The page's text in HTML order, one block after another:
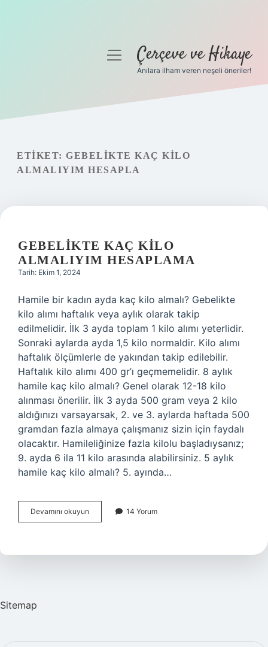
Gizlilik Politikası
Hakkımızda
menüyüÇerçeve ve Hikaye
Anılara ilham veren neşeli öneriler!
ETIKET: GEBELIKTE KAÇ KILO
ALMALIYIM HESAPLA
GEBELIKTE KAÇ KILO
ALMALIYIM HESAPLAMA
Tarih: Ekim 1, 2024
Hamile bir kadın ayda kaç kilo almalı? Gebelikte
kilo alımı haftalık veya aylık olarak takip
edilmelidir. İlk 3 ayda toplam 1 kilo alımı yeterlidir.
Sonraki aylarda ayda 1,5 kilo normaldir. Kilo alımı
haftalık ölçümlerle de yakından takip edilebilir.
Haftalık kilo alımı 400 gr’ı geçmemelidir. 8 aylık
hamile kaç kilo almalı? Genel olarak 12-18 kilo
alınması önerilir. İlk 3 ayda 500 gram veya 2 kilo
aldığınızı varsayarsak, 2. ve 3. aylarda haftada 500
gramdan fazla almaya çalışmanız sizin için faydalı
olacaktır. Hamileliğinize fazla kilolu başladıysanız;
9. ayda 6 ila 11 kilo arasında alabilirsiniz. 5 aylık
hamile kaç kilo almalı? 5. ayında…
Devamını okuyun Gebelikte
Kaç
Hesaplama
14 Yorum
Sitemap